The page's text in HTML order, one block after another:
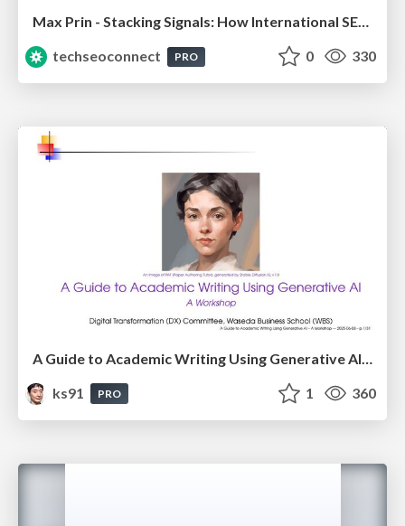
Max Prin - Stacking Signals: How International SEO Comes Together (And Falls Apart)
techseoconnect
PRO 0 330
ks91
PRO 1 360